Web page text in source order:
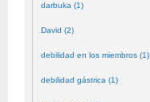
darbuka (1)
David (2)
debilidad en los miembros (1)
debilidad gástrica (1)